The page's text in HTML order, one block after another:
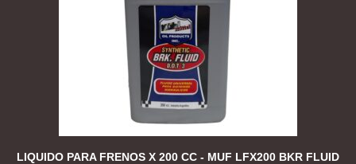
LIQUIDO PARA FRENOS X 200 CC - MUF LFX200 BKR FLUID